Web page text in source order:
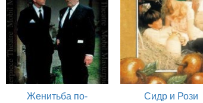
Женитьба по-
Сидр и Рози